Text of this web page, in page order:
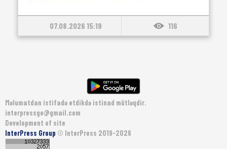
07.08.2026 15:19 116
Məlumatdan istifadə etdikdə istinad mütləqdir.
interpressge@gmail.com
Development of site
InterPress Group © InterPress 2019-2026